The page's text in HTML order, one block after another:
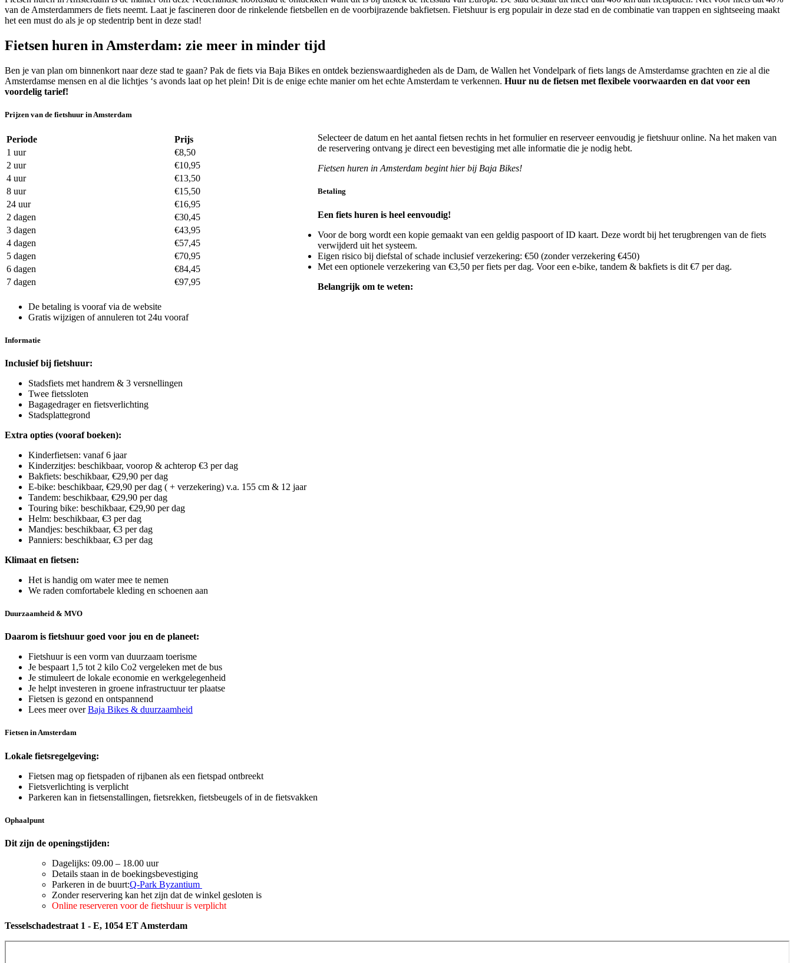
van de Amsterdammers de fiets neemt. Laat je fascineren door de rinkelende fietsbellen en de voorbijrazende bakfietsen. Fietshuur is erg populair in deze stad en de combinatie van trappen en sightseeing maakt
het een must do als je op stedentrip bent in deze stad!
Fietsen huren in Amsterdam: zie meer in minder tijd
Ben je van plan om binnenkort naar deze stad te gaan? Pak de fiets via Baja Bikes en ontdek bezienswaardigheden als de Dam, de Wallen het Vondelpark of fiets langs de Amsterdamse grachten en zie al die
Amsterdamse mensen en al die lichtjes ‘s avonds laat op het plein! Dit is de enige echte manier om het echte Amsterdam te verkennen. Huur nu de fietsen met flexibele voorwaarden en dat voor een
voordelig tarief!
Prijzen van de fietshuur in Amsterdam
Periode
Prijs
1 uur
€8,50
2 uur
€10,95
4 uur
€13,50
8 uur
€15,50
24 uur
€16,95
2 dagen
€30,45
3 dagen
€43,95
4 dagen
€57,45
5 dagen
€70,95
6 dagen
€84,45
7 dagen
€97,95
Selecteer de datum en het aantal fietsen rechts in het formulier en reserveer eenvoudig je fietshuur online. Na het maken van
de reservering ontvang je direct een bevestiging met alle informatie die je nodig hebt.
Fietsen huren in Amsterdam begint hier bij Baja Bikes!
Betaling
Een fiets huren is heel eenvoudig!
Voor de borg wordt een kopie gemaakt van een geldig paspoort of ID kaart. Deze wordt bij het terugbrengen van de fiets
verwijderd uit het systeem.
Eigen risico bij diefstal of schade inclusief verzekering: €50 (zonder verzekering €450)
Met een optionele verzekering van €3,50 per fiets per dag. Voor een e-bike, tandem & bakfiets is dit €7 per dag.
Belangrijk om te weten:
De betaling is vooraf via de website
Gratis wijzigen of annuleren tot 24u vooraf
Informatie
Inclusief bij fietshuur:
Stadsfiets met handrem & 3 versnellingen
Twee fietssloten
Bagagedrager en fietsverlichting
Stadsplattegrond
Extra opties (vooraf boeken):
Kinderfietsen: vanaf 6 jaar
Kinderzitjes: beschikbaar, voorop & achterop €3 per dag
Bakfiets: beschikbaar, €29,90 per dag
E-bike: beschikbaar, €29,90 per dag ( + verzekering) v.a. 155 cm & 12 jaar
Tandem: beschikbaar, €29,90 per dag
Touring bike: beschikbaar, €29,90 per dag
Helm: beschikbaar, €3 per dag
Mandjes: beschikbaar, €3 per dag
Panniers: beschikbaar, €3 per dag
Klimaat en fietsen:
Het is handig om water mee te nemen
We raden comfortabele kleding en schoenen aan
Duurzaamheid & MVO
Daarom is fietshuur goed voor jou en de planeet:
Fietshuur is een vorm van duurzaam toerisme
Je bespaart 1,5 tot 2 kilo Co2 vergeleken met de bus
Je stimuleert de lokale economie en werkgelegenheid
Je helpt investeren in groene infrastructuur ter plaatse
Fietsen is gezond en ontspannend
Lees meer overBaja Bikes & duurzaamheid
Fietsen in Amsterdam
Lokale fietsregelgeving:
Fietsen mag op fietspaden of rijbanen als een fietspad ontbreekt
Fietsverlichting is verplicht
Parkeren kan in fietsenstallingen, fietsrekken, fietsbeugels of in de fietsvakken
Ophaalpunt
Dit zijn de openingstijden:
Dagelijks: 09.00 – 18.00 uur
Details staan in de boekingsbevestiging
Parkeren in de buurt:Q-Park Byzantium
Zonder reservering kan het zijn dat de winkel gesloten is
Online reserveren voor de fietshuur is verplicht
Tesselschadestraat 1 - E, 1054 ET Amsterdam